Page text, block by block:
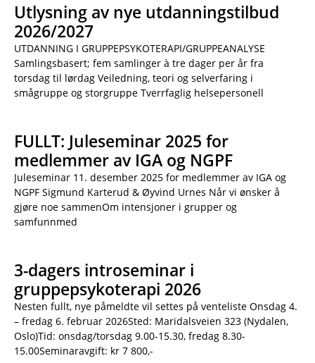
Utlysning av nye utdanningstilbud
2026/2027
UTDANNING I GRUPPEPSYKOTERAPI/GRUPPEANALYSE
Samlingsbasert; fem samlinger à tre dager per år fra
torsdag til lørdag Veiledning, teori og selverfaring i
smågruppe og storgruppe Tverrfaglig helsepersonell
FULLT: Juleseminar 2025 for
medlemmer av IGA og NGPF
Juleseminar 11. desember 2025 for medlemmer av IGA og
NGPF Sigmund Karterud & Øyvind Urnes Når vi ønsker å
gjøre noe sammenOm intensjoner i grupper og
samfunnmed
3-dagers introseminar i
gruppepsykoterapi 2026
Nesten fullt, nye påmeldte vil settes på venteliste Onsdag 4.
– fredag 6. februar 2026Sted: Maridalsveien 323 (Nydalen,
Oslo)Tid: onsdag/torsdag 9.00-15.30, fredag 8.30-
15.00Seminaravgift: kr 7 800,-